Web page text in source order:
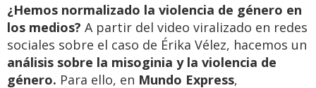
¿Hemos normalizado la violencia de género en
los medios? A partir del video viralizado en redes
sociales sobre el caso de Érika Vélez, hacemos un
análisis sobre la misoginia y la violencia de
género. Para ello, en Mundo Express,